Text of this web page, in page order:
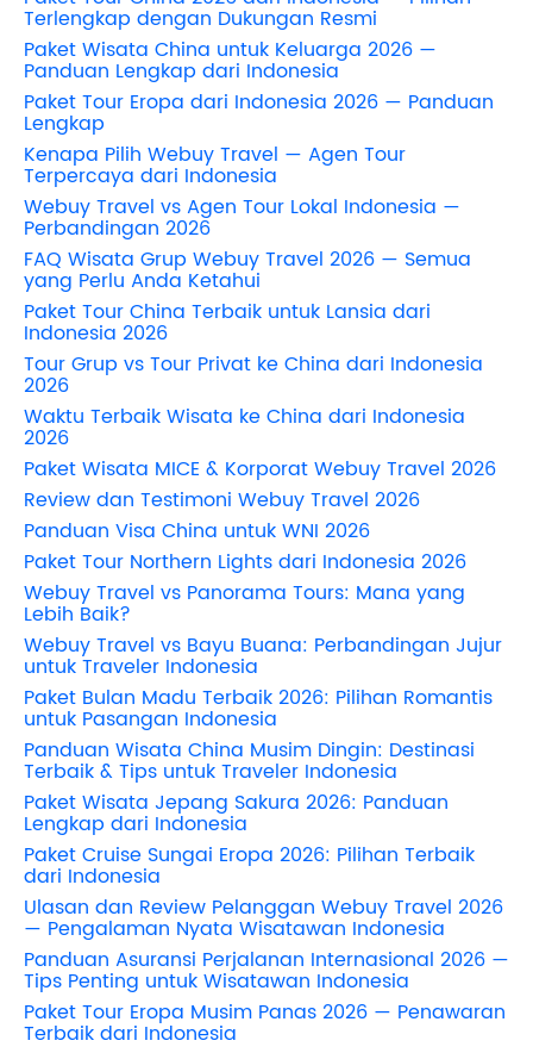
Terlengkap dengan Dukungan Resmi
Paket Wisata China untuk Keluarga 2026 —
Panduan Lengkap dari Indonesia
Paket Tour Eropa dari Indonesia 2026 — Panduan
Lengkap
Kenapa Pilih Webuy Travel — Agen Tour
Terpercaya dari Indonesia
Webuy Travel vs Agen Tour Lokal Indonesia —
Perbandingan 2026
FAQ Wisata Grup Webuy Travel 2026 — Semua
yang Perlu Anda Ketahui
Paket Tour China Terbaik untuk Lansia dari
Indonesia 2026
Tour Grup vs Tour Privat ke China dari Indonesia
2026
Waktu Terbaik Wisata ke China dari Indonesia
2026
Paket Wisata MICE & Korporat Webuy Travel 2026
Review dan Testimoni Webuy Travel 2026
Panduan Visa China untuk WNI 2026
Paket Tour Northern Lights dari Indonesia 2026
Webuy Travel vs Panorama Tours: Mana yang
Lebih Baik?
Webuy Travel vs Bayu Buana: Perbandingan Jujur
untuk Traveler Indonesia
Paket Bulan Madu Terbaik 2026: Pilihan Romantis
untuk Pasangan Indonesia
Panduan Wisata China Musim Dingin: Destinasi
Terbaik & Tips untuk Traveler Indonesia
Paket Wisata Jepang Sakura 2026: Panduan
Lengkap dari Indonesia
Paket Cruise Sungai Eropa 2026: Pilihan Terbaik
dari Indonesia
Ulasan dan Review Pelanggan Webuy Travel 2026
— Pengalaman Nyata Wisatawan Indonesia
Panduan Asuransi Perjalanan Internasional 2026 —
Tips Penting untuk Wisatawan Indonesia
Paket Tour Eropa Musim Panas 2026 — Penawaran
Terbaik dari Indonesia